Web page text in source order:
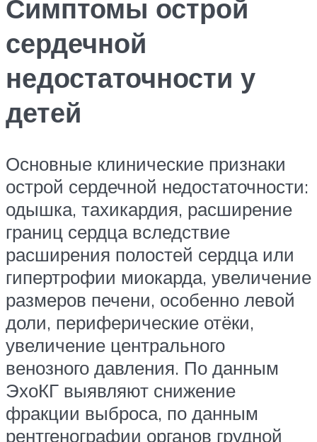
Симптомы острой
сердечной
недостаточности у
детей
Основные клинические признаки
острой сердечной недостаточности:
одышка, тахикардия, расширение
границ сердца вследствие
расширения полостей сердца или
гипертрофии миокарда, увеличение
размеров печени, особенно левой
доли, периферические отёки,
увеличение центрального
венозного давления. По данным
ЭхоКГ выявляют снижение
фракции выброса, по данным
рентгенографии органов грудной